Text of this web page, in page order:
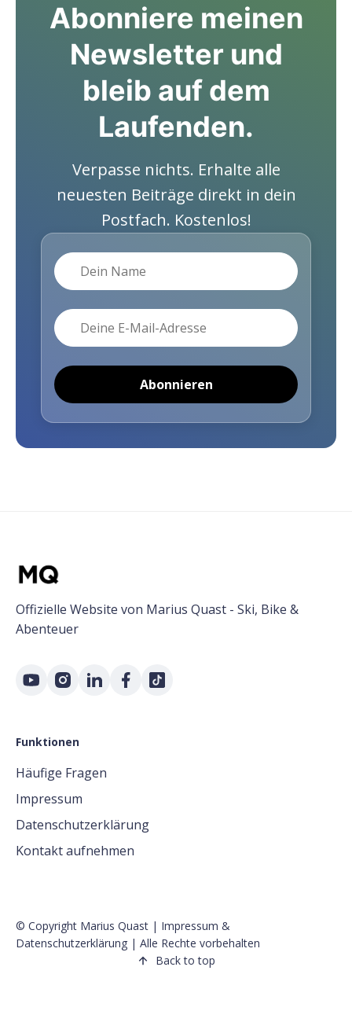
Abonniere meinen
Newsletter und
bleib auf dem
Laufenden.
Verpasse nichts. Erhalte alle
neuesten Beiträge direkt in dein
Postfach. Kostenlos!
Name
E-Mail
Abonnieren
Offizielle Website von Marius Quast - Ski, Bike &
Abenteuer
Funktionen
Häufige Fragen
Impressum
Datenschutzerklärung
Kontakt aufnehmen
© Copyright Marius Quast | Impressum &
Datenschutzerklärung | Alle Rechte vorbehalten
Back to top